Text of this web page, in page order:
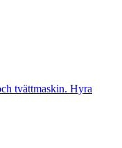
tvättmaskin. Hyra